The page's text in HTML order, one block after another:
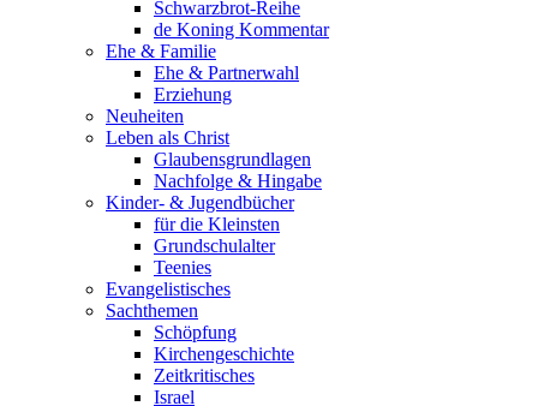
Schwarzbrot-Reihe
de Koning Kommentar
Ehe & Familie
Ehe & Partnerwahl
Erziehung
Neuheiten
Leben als Christ
Glaubensgrundlagen
Nachfolge & Hingabe
Kinder- & Jugendbücher
für die Kleinsten
Grundschulalter
Teenies
Evangelistisches
Sachthemen
Schöpfung
Kirchengeschichte
Zeitkritisches
Israel